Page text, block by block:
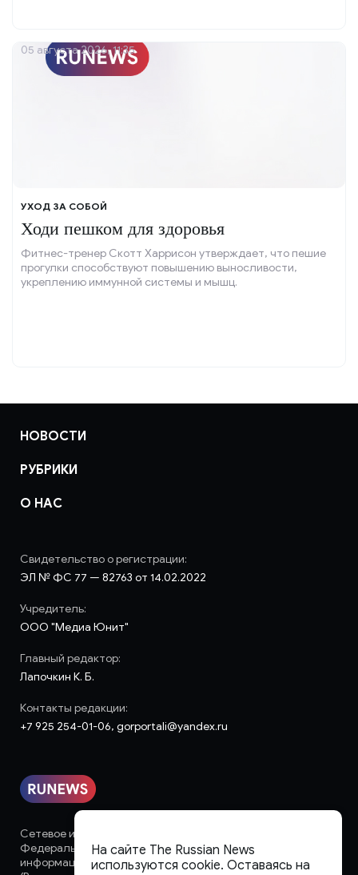
УХОД ЗА СОБОЙ
Ходи пешком для здоровья
Фитнес-тренер Скотт Харрисон утверждает, что пешие
прогулки способствуют повышению выносливости,
укреплению иммунной системы и мышц.
05 августа 2026, 11:35
НОВОСТИ
РУБРИКИ
О НАС
Сетевое издание «runews» (18+) зарегистрировано в
Федеральной службе по надзору в сфере связи,
информационных технологий и массовых коммуникаций
Свидетельство о регистрации:
ЭЛ № ФС 77 — 82763 от 14.02.2022
Учредитель:
ООО "Медиа Юнит"
Главный редактор:
Лапочкин К. Б.
Контакты редакции:
+7 925 254-01-06, gorportali@yandex.ru
На сайте The Russian News
используются cookie. Оставаясь на